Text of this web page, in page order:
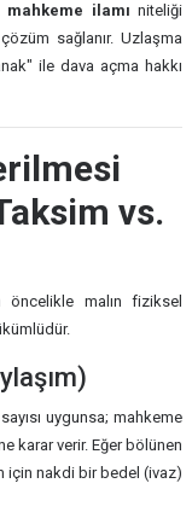
mahkeme ilamı niteliği
sağlanır. Uzlaşma
ile dava açma hakkı
vs.
öncelikle malın fiziksel
uygunsa; mahkeme
karar verir. Eğer bölünen
için nakdi bir bedel (ivaz)